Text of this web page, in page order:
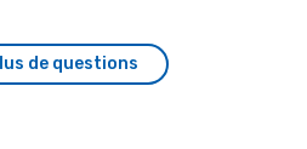
de questions